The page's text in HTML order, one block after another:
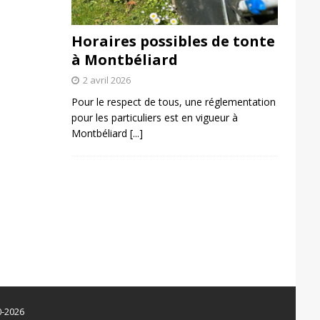
Horaires possibles de tonte
à Montbéliard
2 avril 2026
Pour le respect de tous, une réglementation
pour les particuliers est en vigueur à
Montbéliard [...]
2026